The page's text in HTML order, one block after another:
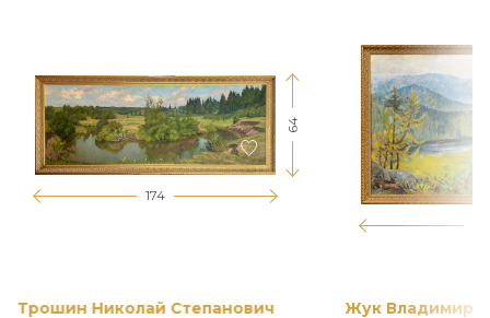
174
64
Трошин Николай Степанович Жук Владимир